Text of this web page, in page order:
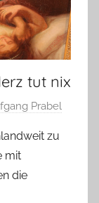
tut nix
Prabel
zu
mit
die